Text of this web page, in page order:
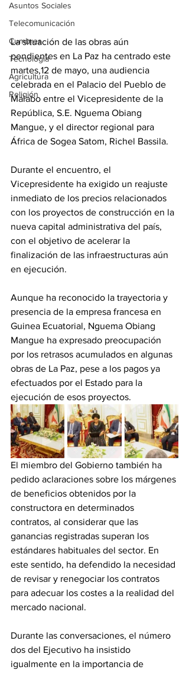
Asuntos Sociales
Telecomunicación
Cumbres
Tecnología
Agricultura
Religión
La situación de las obras aún
pendientes en La Paz ha centrado este
martes,12 de mayo, una audiencia
celebrada en el Palacio del Pueblo de
Malabo entre el Vicepresidente de la
República, S.E. Nguema Obiang
Mangue, y el director regional para
África de Sogea Satom, Richel Bassila.
Durante el encuentro, el
Vicepresidente ha exigido un reajuste
inmediato de los precios relacionados
con los proyectos de construcción en la
nueva capital administrativa del país,
con el objetivo de acelerar la
finalización de las infraestructuras aún
en ejecución.
Aunque ha reconocido la trayectoria y
presencia de la empresa francesa en
Guinea Ecuatorial, Nguema Obiang
Mangue ha expresado preocupación
por los retrasos acumulados en algunas
obras de La Paz, pese a los pagos ya
efectuados por el Estado para la
ejecución de esos proyectos.
El miembro del Gobierno también ha
pedido aclaraciones sobre los márgenes
de beneficios obtenidos por la
constructora en determinados
contratos, al considerar que las
ganancias registradas superan los
estándares habituales del sector. En
este sentido, ha defendido la necesidad
de revisar y renegociar los contratos
para adecuar los costes a la realidad del
mercado nacional.
Durante las conversaciones, el número
dos del Ejecutivo ha insistido
igualmente en la importancia de